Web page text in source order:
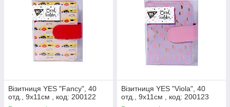
Візитниця YES "Fancy", 40
отд., 9х11см , код: 200122
Візитниця YES "Viola", 40
отд., 9х11см , код: 200123